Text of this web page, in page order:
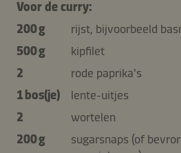
Voor de curry:
200 g
rijst, bijvoorbeeld
500 g
kipfilet
2
rode paprika's
1 bos(je)
lente-uitjes
2
wortelen
200 g
sugarsnaps (of